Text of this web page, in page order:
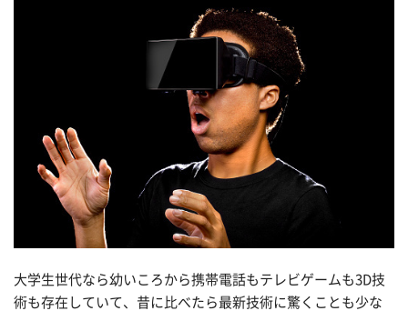
大学生世代なら幼いころから携帯電話もテレビゲームも3D技
術も存在していて、昔に比べたら最新技術に驚くことも少な